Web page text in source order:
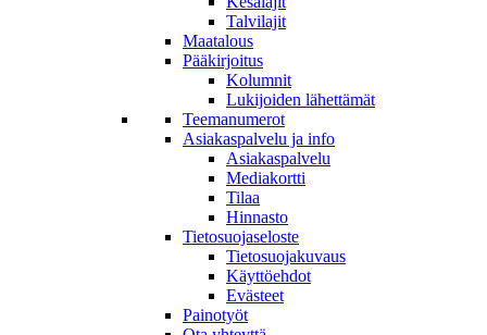
Talvilajit
Maatalous
Pääkirjoitus
Kolumnit
Lukijoiden lähettämät
Teemanumerot
Asiakaspalvelu ja info
Asiakaspalvelu
Mediakortti
Tilaa
Hinnasto
Tietosuojaseloste
Tietosuojakuvaus
Käyttöehdot
Evästeet
Painotyöt